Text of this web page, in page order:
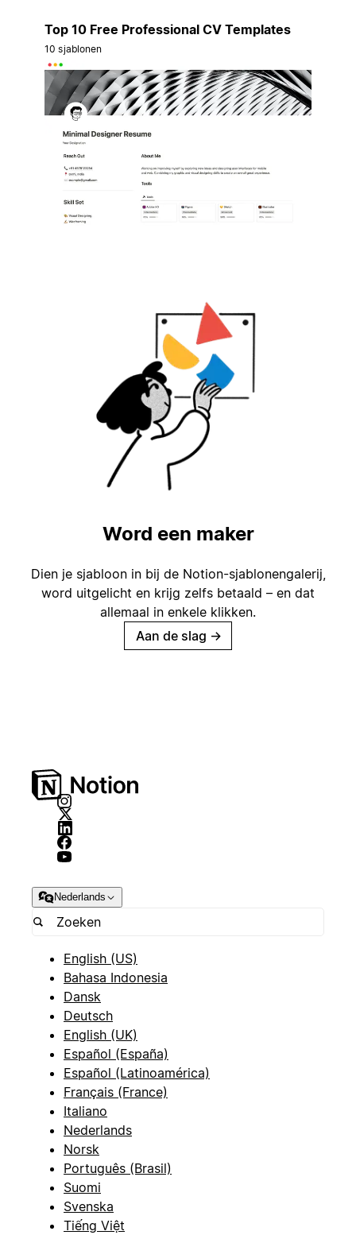
Top 10 Free Professional CV Templates
10 sjablonen
Word een maker
Dien je sjabloon in bij de Notion-sjablonengalerij,
word uitgelicht en krijg zelfs betaald – en dat
allemaal in enkele klikken.
Aan de slag →
Nederlands
English (US)
Bahasa Indonesia
Dansk
Deutsch
English (UK)
Español (España)
Español (Latinoamérica)
Français (France)
Italiano
Nederlands
Norsk
Português (Brasil)
Suomi
Svenska
Tiếng Việt